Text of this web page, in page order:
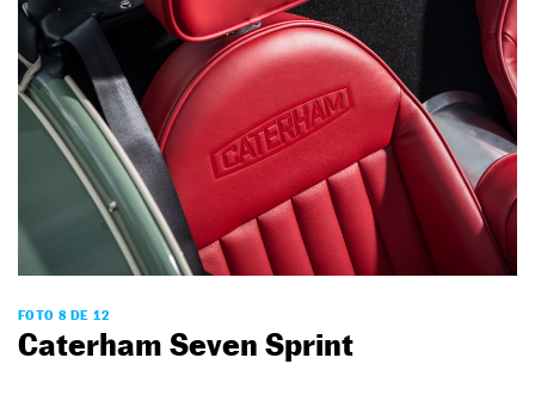
FOTO 8 DE 12
Caterham Seven Sprint